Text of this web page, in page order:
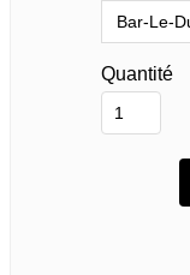
Quantité